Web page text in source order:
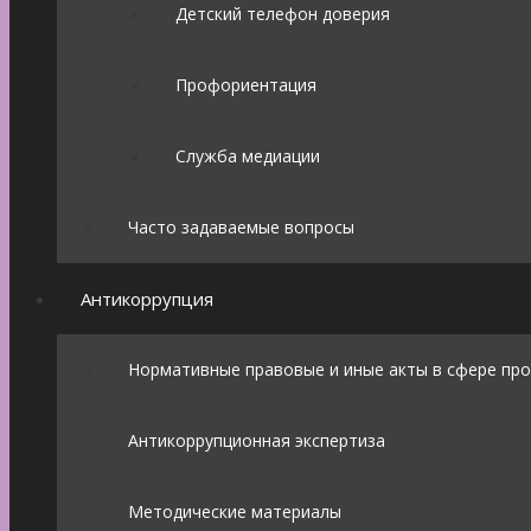
Детский телефон доверия
Профориентация
Служба медиации
Часто задаваемые вопросы
Антикоррупция
Нормативные правовые и иные акты в сфере
Антикоррупционная экспертиза
Методические материалы